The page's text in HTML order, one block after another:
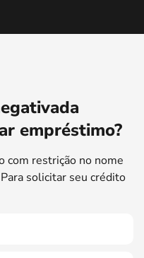
empréstimo?
com restrição no nome
solicitar seu crédito